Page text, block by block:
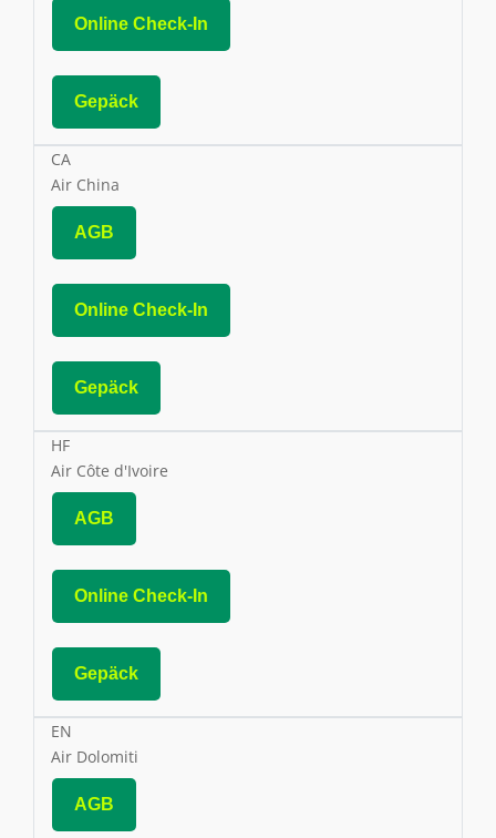
Online Check-In
Gepäck
CA
Air China
AGB
Online Check-In
Gepäck
HF
Air Côte d'Ivoire
AGB
Online Check-In
Gepäck
EN
Air Dolomiti
AGB